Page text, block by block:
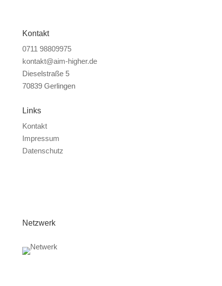
Kontakt
0711 98809975
kontakt@aim-higher.de
Dieselstraße 5
70839 Gerlingen
Links
Kontakt
Impressum
Datenschutz
Netzwerk